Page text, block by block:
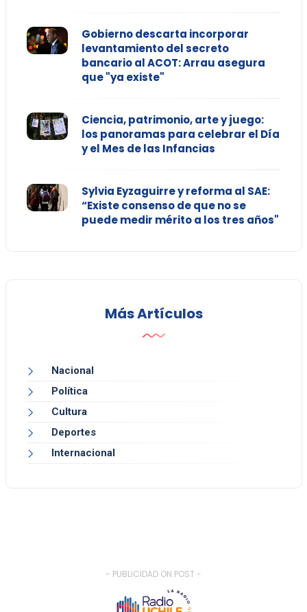
Gobierno descarta incorporar
levantamiento del secreto
bancario al ACOT: Arrau asegura
que "ya existe"
Ciencia, patrimonio, arte y juego:
los panoramas para celebrar el Día
y el Mes de las Infancias
Sylvia Eyzaguirre y reforma al SAE:
“Existe consenso de que no se
puede medir mérito a los tres años"
Más Artículos
Nacional
Política
Cultura
Deportes
Internacional
- PUBLICIDAD ON POST -